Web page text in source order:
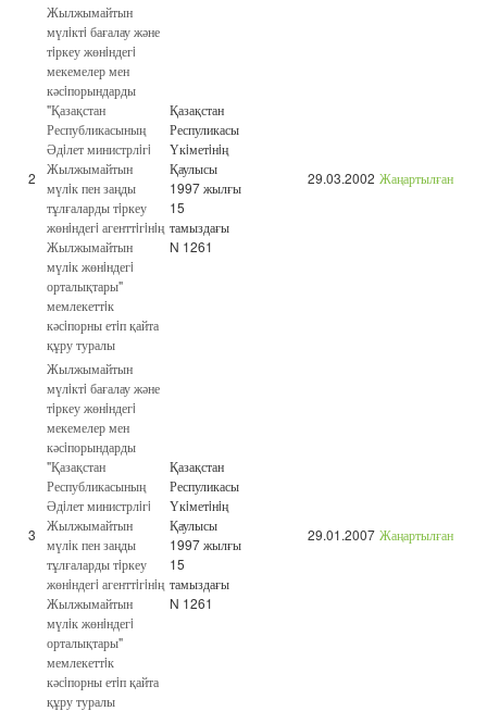
2
Жылжымайтын
мүлiктi бағалау және
тiркеу жөнiндегi
мекемелер мен
кәсiпорындарды
"Қазақстан
Республикасының
Әдiлет министрлiгi
Жылжымайтын
мүлiк пен заңды
тұлғаларды тiркеу
жөнiндегi агенттiгiнiң
Жылжымайтын
мүлiк жөнiндегi
орталықтары"
мемлекеттiк
кәсiпорны етiп қайта
құру туралы
Қазақстан
Респуликасы
Үкiметiнiң
Қаулысы
1997 жылғы
15
тамыздағы
N 1261
29.03.2002 Жаңартылған
3
Жылжымайтын
мүлiктi бағалау және
тiркеу жөнiндегi
мекемелер мен
кәсiпорындарды
"Қазақстан
Республикасының
Әдiлет министрлiгi
Жылжымайтын
мүлiк пен заңды
тұлғаларды тiркеу
жөнiндегi агенттiгiнiң
Жылжымайтын
мүлiк жөнiндегi
орталықтары"
мемлекеттiк
кәсiпорны етiп қайта
құру туралы
Қазақстан
Респуликасы
Үкiметiнiң
Қаулысы
1997 жылғы
15
тамыздағы
N 1261
29.01.2007 Жаңартылған